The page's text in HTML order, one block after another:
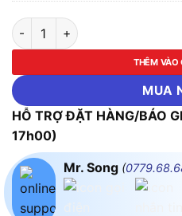
Thang nhôm 2 đoạn Nikawa
THÊM VÀO
MUA
HỖ TRỢ ĐẶT HÀNG/BÁO
17h00)
Mr. Song (